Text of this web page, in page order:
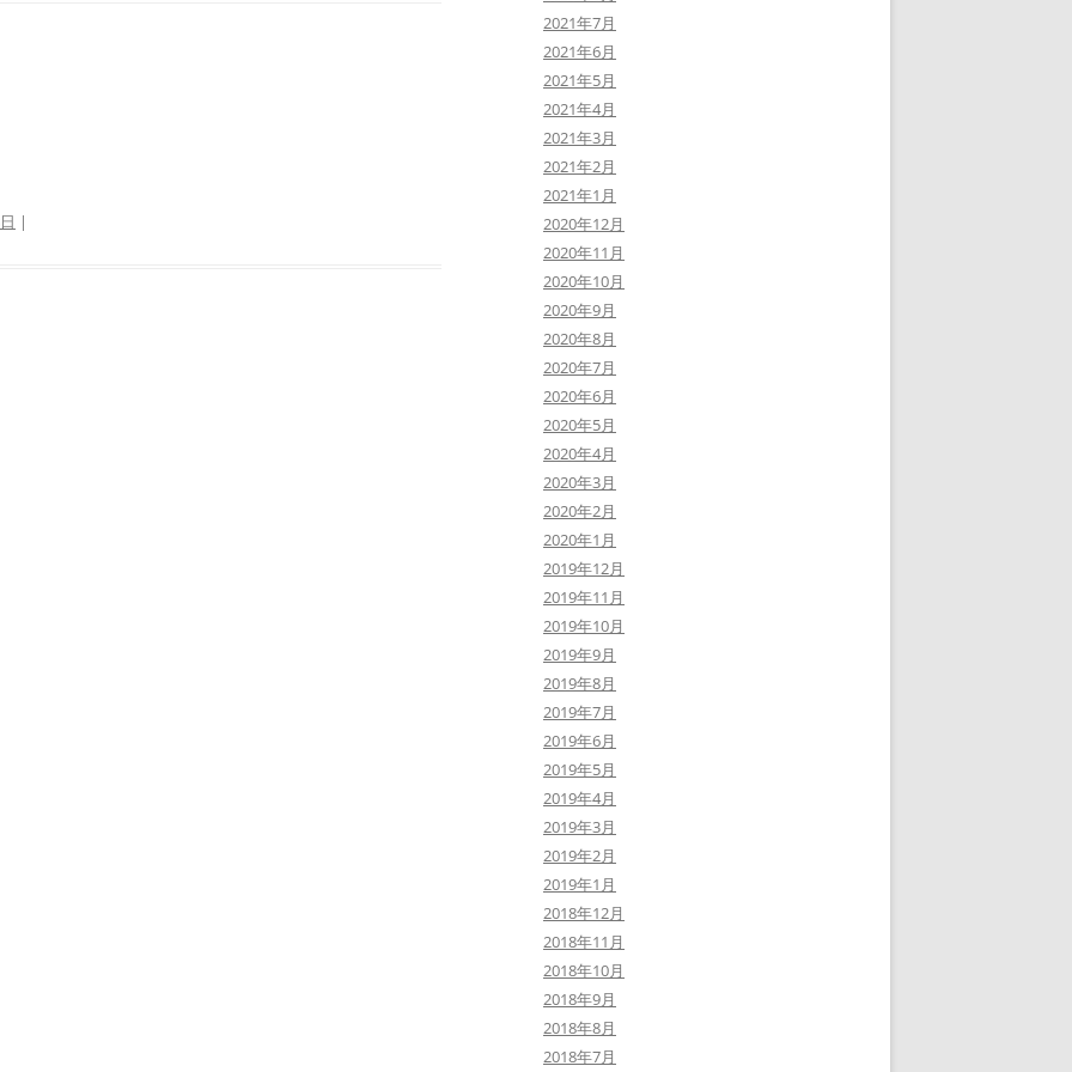
|
2021年7月
2021年6月
2021年5月
2021年4月
2021年3月
2021年2月
2021年1月
2020年12月
2020年11月
2020年10月
2020年9月
2020年8月
2020年7月
2020年6月
2020年5月
2020年4月
2020年3月
2020年2月
2020年1月
2019年12月
2019年11月
2019年10月
2019年9月
2019年8月
2019年7月
2019年6月
2019年5月
2019年4月
2019年3月
2019年2月
2019年1月
2018年12月
2018年11月
2018年10月
2018年9月
2018年8月
2018年7月